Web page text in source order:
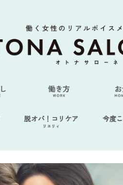
脱オバ！コリケア
リエリィ
今度